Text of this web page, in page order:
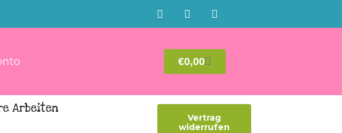
€0,00
Arbeiten
Vertrag
widerrufen